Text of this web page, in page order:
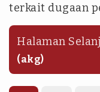
terkait dugaan
Halaman
(akg)